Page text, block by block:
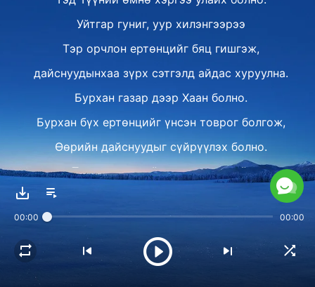
Уйтгар гуниг, уур хилэнгээрээ
Тэр орчлон ертөнцийг бяц гишгэж,
дайснуудынхаа зүрх сэтгэлд айдас хуруулна.
Бурхан газар дээр Хаан болно.
Бурхан бүх ертөнцийг үнсэн товрог болгож,
Өөрийн дайснуудыг сүйрүүлэх болно.
Тэд ахин хүнийг завхруулахгүй.
Бурхан дэлхийн шударга бусыг засна.
Бурхан газар дээр Хаан болно.
II
Бурханы төлөвлөгөө аль эрт тогтсон,
00:00 00:00